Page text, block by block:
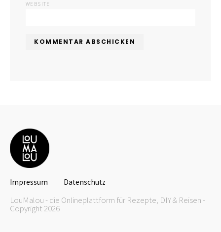
WEBSITE
Impressum Datenschutz
LouMalou - die Onlineplattform für Rezepte, DIY & Reisen -
Copyright 2026